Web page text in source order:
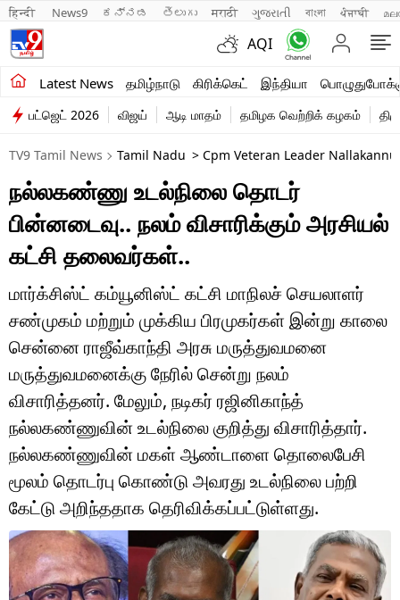
हिन्दी News9 ಕನ್ನಡ తెలుగు मराठी ગુજરાતી বাংলা ਪੰਜਾਬੀ
AQI
Latest News தமிழ்நாடு கிரிக்கெட் இந்தியா
சமீபத்திய செய்திகள்
தமிழ்நாடு
இந்தியா
உலகம்
விளையாட்டு
பொழுதுபோக்கு
லைஃப்ஸ்டைல்
வணிகம்
டெக்னாலஜி
ஆன்மீகம்
வைரல்
ஹெஃல்த்
ஷார்ட் வீடியோஸ்
பட்ஜெட் 2026 விஜய் ஆடி மாதம் தமிழக வெற்றிக் கழகம்
TV9 Tamil News Tamil Nadu > Cpm Veteran Leader
நல்லகண்ணு உடல்நிலை தொடர்
பின்னடைவு.. நலம் விசாரிக்கும் அரசியல்
கட்சி தலைவர்கள்..
மார்க்சிஸ்ட் கம்யூனிஸ்ட் கட்சி மாநிலச் செயலாளர்
சண்முகம் மற்றும் முக்கிய பிரமுகர்கள் இன்று காலை
சென்னை ராஜீவ்காந்தி அரசு மருத்துவமனை
மருத்துவமனைக்கு நேரில் சென்று நலம்
விசாரித்தனர். மேலும், நடிகர் ரஜினிகாந்த்
நல்லகண்ணுவின் உடல்நிலை குறித்து விசாரித்தார்.
நல்லகண்ணுவின் மகள் ஆண்டாளை தொலைபேசி
மூலம் தொடர்பு கொண்டு அவரது உடல்நிலை பற்றி
கேட்டு அறிந்ததாக தெரிவிக்கப்பட்டுள்ளது.